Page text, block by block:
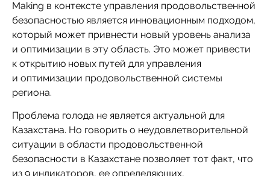
Making в контексте управления продовольственной
безопасностью является инновационным подходом,
который может привнести новый уровень анализа
и оптимизации в эту область. Это может привести
к открытию новых путей для управления
и оптимизации продовольственной системы
региона.
Проблема голода не является актуальной для
Казахстана. Но говорить о неудовлетворительной
ситуации в области продовольственной
безопасности в Казахстане позволяет тот факт, что
из 9 индикаторов, ее определяющих,